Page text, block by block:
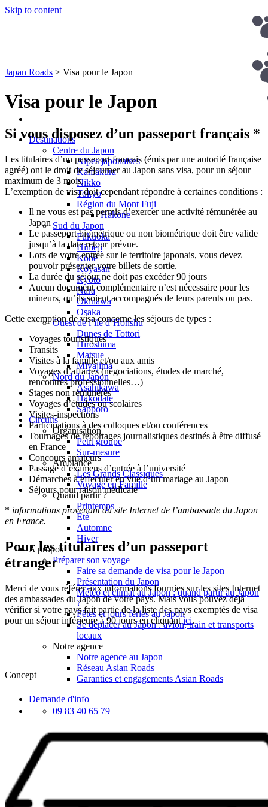
Skip to content
Destinations
Centre du Japon
Alpes japonaises
Kamakura
Nikko
Tokyo
Région du Mont Fuji
Hakone
Sud du Japon
Fukuoka
Himeji
Kobe
Koyasan
Kyoto
Nara
Okinawa
Osaka
Ouest de l’île d’Honshu
Dunes de Tottori
Hiroshima
Matsue
Miyajima
Nord du Japon
Asahikawa
Hakodate
Sapporo
Circuits
Organisation
Petit groupe
Sur-mesure
Ambiance
Les Grands Classiques
Voyage en Famille
Quand partir ?
Printemps
Eté
Automne
Hiver
A propos
Préparer son voyage
Faire sa demande de visa pour le Japon
Présentation du Japon
Météo et climat au Japon : quand partir au Japon
?
Fêtes et jours fériés au Japon
Se déplacer au Japon : avion, train et transports
locaux
Notre agence
Notre agence au Japon
Réseau Asian Roads
Garanties et engagements Asian Roads
Demande d'info
09 83 40 65 79
Japan Roads > Visa pour le Japon
Visa pour le Japon
Si vous disposez d’un passeport français *
Les titulaires d’un passeport français (émis par une autorité française
agréé) ont le droit de séjourner au Japon sans visa, pour un séjour
maximum de 3 mois.
L’exemption de visa doit cependant répondre à certaines conditions :
Il ne vous est pas permis d’exercer une activité rémunérée au
Japon
Le passeport biométrique ou non biométrique doit être valide
jusqu’à la date retour prévue.
Lors de votre entrée sur le territoire japonais, vous devez
pouvoir présenter votre billets de sortie.
La durée du séjour ne doit pas excéder 90 jours
Aucun document complémentaire n’est nécessaire pour les
mineurs, qu’ils soient accompagnés de leurs parents ou pas.
Cette exemption de visa concerne les séjours de types :
Voyages touristiques
Transits
Visites à la famille et/ou aux amis
Voyages d’affaires (négociations, études de marché,
rencontres professionnelles…)
Stages non rémunérés
Voyages d’études ou scolaires
Visites-inspections
Participations à des colloques et/ou conférences
Tournages de reportages journalistiques destinés à être diffusé
en France
Concours amateurs
Passage d’examens d’entrée à l’université
Démarches à effectuer en vue d’un mariage au Japon
Séjours pour raison médicale
* informations provenant du site Internet de l’ambassade du Japon
en France.
Pour les titulaires d’un passeport
étranger
Merci de vous référer aux informations fournies sur les sites Internet
des ambassades du Japon de votre pays. Mais vous pouvez déjà
vérifier si votre pays fait partie de la liste des pays exemptés de visa
pour un séjour inférieure à 90 jours en cliquantici.
Concept